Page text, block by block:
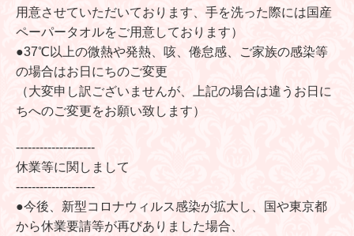
用意させていただいております、手を洗った際には国産
ペーパータオルをご用意しております）
●37℃以上の微熱や発熱、咳、倦怠感、ご家族の感染等
の場合はお日にちのご変更
（大変申し訳ございませんが、上記の場合は違うお日に
ちへのご変更をお願い致します）
--------------------
休業等に関しまして
--------------------
●今後、新型コロナウィルス感染が拡大し、国や東京都
から休業要請等が再びありました場合、